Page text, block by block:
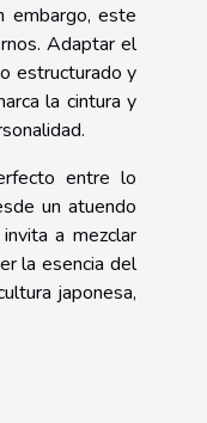
embargo, este
Adaptar el
estructurado y
la cintura y
entre lo
un atuendo
a mezclar
la esencia del
japonesa,